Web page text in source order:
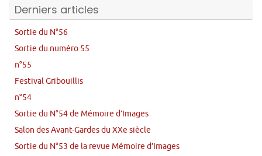
Derniers articles
Sortie du N°56
Sortie du numéro 55
n°55
Festival Gribouillis
n°54
Sortie du N°54 de Mémoire d’Images
Salon des Avant-Gardes du XXe siècle
Sortie du N°53 de la revue Mémoire d’Images